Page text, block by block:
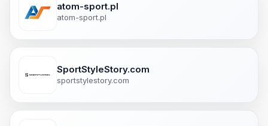
atom-sport.pl
atom-sport.pl
SportStyleStory.com
sportstylestory.com